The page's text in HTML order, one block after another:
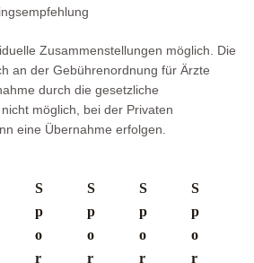
Zusammenstellungen möglich. Die
an der Gebührenordnung für Ärzte
durch die gesetzliche
möglich, bei der Privaten
eine Übernahme erfolgen.
S
p
o
r
S
p
o
r
S
p
o
r
S
p
o
r